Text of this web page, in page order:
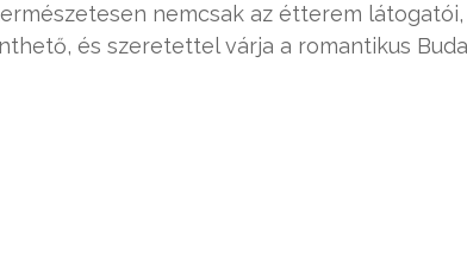
nemcsak az étterem
és szeretettel várja a romantikus